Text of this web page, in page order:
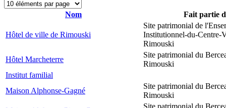
Nom Fait partie
Hôtel de ville de Rimouski
Site patrimonial de
Institutionnel-du-Centre-
Rimouski
Hôtel Marcheterre
Site patrimonial du
Rimouski
Institut familial
Maison Alphonse-Gagné
Site patrimonial du
Rimouski
Site patrimonial du